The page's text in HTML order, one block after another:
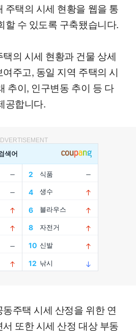
주택의 시세 현황을 웹을 통
할 수 있도록 구축됐습니다.
택의 시세 현황과 건물 상세
주고, 동일 지역 주택의 시
추이, 인구변동 추이 등 다
공합니다.
주택 시세 산정을 위한 연
또한 시세 산정 대상 부동